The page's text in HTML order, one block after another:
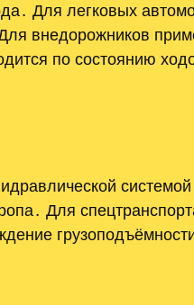
Для легковых
внедорожников
по состоянию
Для